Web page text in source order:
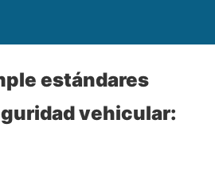
estándares
vehicular: